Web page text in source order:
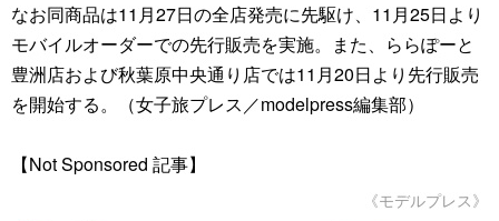
なお同商品は11月27日の全店発売に先駆け、11月25日より
モバイルオーダーでの先行販売を実施。また、ららぽーと
豊洲店および秋葉原中央通り店では11月20日より先行販売
を開始する。（女子旅プレス／modelpress編集部）
【Not Sponsored 記事】
《モデルプレス》